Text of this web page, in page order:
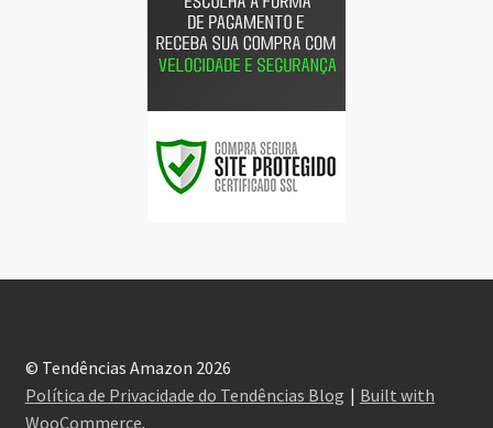
© Tendências Amazon 2026
Política de Privacidade do Tendências Blog
Built with
WooCommerce.